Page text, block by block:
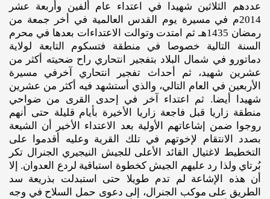
عددهم الثلاثين شهيدا في اعتداء عام ألفين وأربعة عشر
2014م في مسيرة يوم القدس العالمية في أخر جمعة من
رمضان 1435هـ ثم امتدت وتوالت الاعتداءات بعدها في محرم
السنة التالية خصوصا في منطقة فتسكوم التابعة لولاية
دماتورو في شمال البلاد بتفجير انتحاري راح ضحيته أكثر من
عشرين شهيد، ثم أحداث تفجير انتحاري آخرفي مسيرة
الأربعين في العام التالي، والذي أستشهد فيه أكثر من عشرين
شهيدا أيضا. ثم اعتداء آخر في إحدى القرى من ضواحي
منطقة زاريا قبل فاجعة زاريا الأخيرة بأيام قليلة حتى أنهم
روجوا ضمن إشاعاتهم الأولية بعد الاعتداء الأخير أن الشيعة
بصدد الانتقام لإخوتهم في تلك القرية وعليه أقدموا على
التخطيط لاغتيال القائد الأعلى للجيش النيجيري الجنرال تكر
بُرتاي ولذا رد عليهم الجيش كخطوة استباقية لردع العدوان. إلا
أن هذه الإشاعة لم تدم طويلا حتى استبدلت بذريعة سد
الطريق على موكب الجنرال، إلى دعوى حمل السلاح في وجه